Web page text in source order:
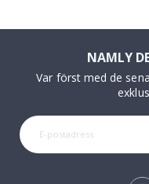
NAMLY
Var först med de